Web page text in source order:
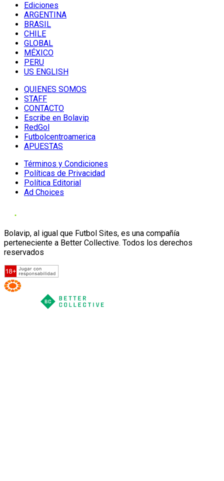
Ediciones
ARGENTINA
BRASIL
CHILE
GLOBAL
MÉXICO
PERU
US ENGLISH
QUIENES SOMOS
STAFF
CONTACTO
Escribe en Bolavip
RedGol
Futbolcentroamerica
APUESTAS
Términos y Condiciones
Políticas de Privacidad
Política Editorial
Ad Choices
Bolavip, al igual que Futbol Sites, es una compañía
perteneciente a Better Collective. Todos los derechos
reservados